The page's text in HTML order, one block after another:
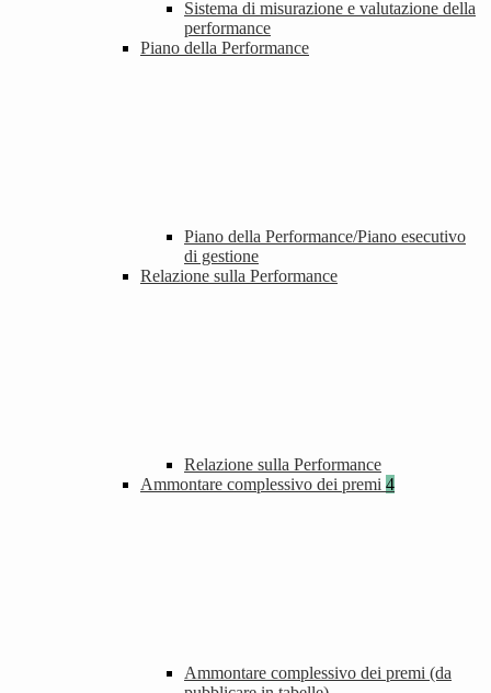
Sistema di misurazione e valutazione della
performance
Piano della Performance
Piano della Performance/Piano esecutivo
di gestione
Relazione sulla Performance
Relazione sulla Performance
Ammontare complessivo dei premi 4
Ammontare complessivo dei premi (da